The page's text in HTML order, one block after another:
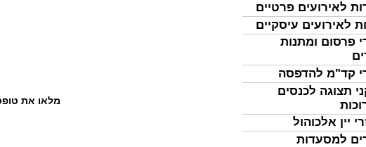
לאירועים פרטיים
לאירועים עיסקיים
פרסום ומתנות
קד"מ להדפסה
תצוגה לכנסים
יין אלכוהול
למסעדות
מלאו את